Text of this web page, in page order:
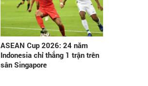
ASEAN Cup 2026: 24 năm
Indonesia chỉ thắng 1 trận trên
sân Singapore